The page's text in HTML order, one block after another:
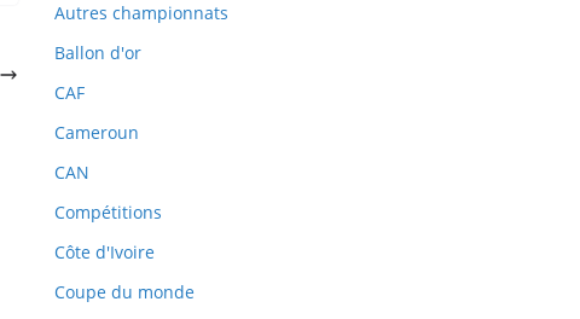
Autres championnats
Ballon d'or
CAF
Cameroun
CAN
Compétitions
Côte d'Ivoire
Coupe du monde
this